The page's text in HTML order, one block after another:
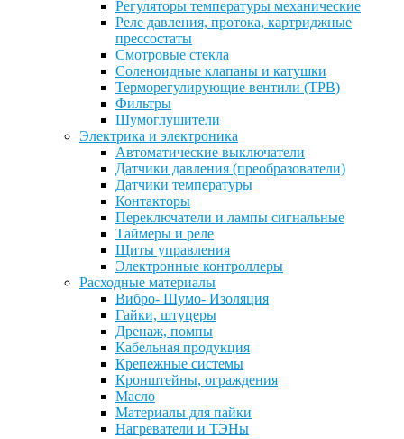
Регуляторы температуры механические
Реле давления, протока, картриджные
прессостаты
Смотровые стекла
Соленоидные клапаны и катушки
Терморегулирующие вентили (ТРВ)
Фильтры
Шумоглушители
Электрика и электроника
Автоматические выключатели
Датчики давления (преобразователи)
Датчики температуры
Контакторы
Переключатели и лампы сигнальные
Таймеры и реле
Щиты управления
Электронные контроллеры
Расходные материалы
Вибро- Шумо- Изоляция
Гайки, штуцеры
Дренаж, помпы
Кабельная продукция
Крепежные системы
Кронштейны, ограждения
Масло
Материалы для пайки
Нагреватели и ТЭНы